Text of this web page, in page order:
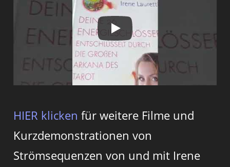
HIER klicken für weitere Filme und
Kurzdemonstrationen von
Strömsequenzen von und mit Irene